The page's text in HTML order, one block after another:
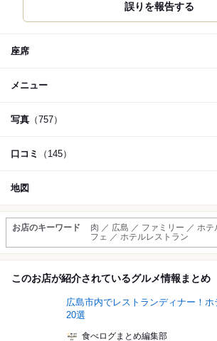
誤りを報告する
座席
メニュー
写真 （757）
口コミ （145）
地図
お店のキーワード
肉 ／ 広島 ／ ファミリー ／ ホテ
フェ ／ ホテルレストラン
このお店が紹介されているグルメ情報まとめ
広島市内でレストランディナー！
20選
食べログまとめ編集部